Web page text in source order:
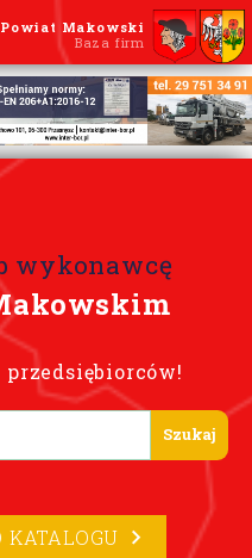
Powiat Makowski
Baza firm
wykonawcę
przedsiębiorców!
KATALOGU